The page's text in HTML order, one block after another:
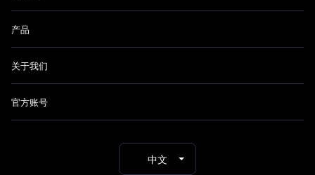
产品
关于我们
官方账号
中文